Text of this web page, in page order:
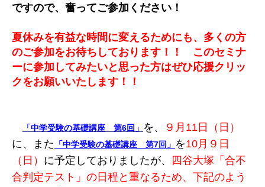
ですので、奮ってご参加ください！
夏休みを有益な時間に変えるためにも、多くの方
のご参加をお待ちしております！！ このセミナ
ーに参加してみたいと思った方はぜひ応援クリッ
クをお願いいたします！！
「中学受験の基礎講座 第6回」 を、
９月11日（日）
に、また
「中学受験の基礎講座 第7回」 を10月９日
（日） に予定しておりましたが、
四谷大塚「合不
合判定テスト」の日程と重なるため、下記のよう